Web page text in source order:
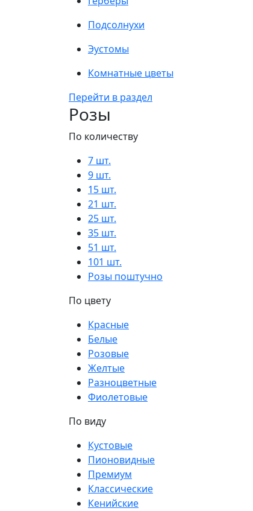
Подсолнухи
Эустомы
Комнатные цветы
Перейти в раздел
Розы
По количеству
7 шт.
9 шт.
15 шт.
21 шт.
25 шт.
35 шт.
51 шт.
101 шт.
Розы поштучно
По цвету
Красные
Белые
Розовые
Желтые
Разноцветные
Фиолетовые
По виду
Кустовые
Пионовидные
Премиум
Классические
Кенийские